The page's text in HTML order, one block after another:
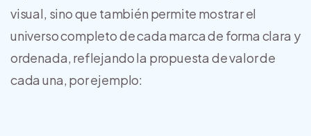
visual, sino que también permite mostrar el
universo completo de cada marca de forma clara y
ordenada, reflejando la propuesta de valor de
cada una, por ejemplo: